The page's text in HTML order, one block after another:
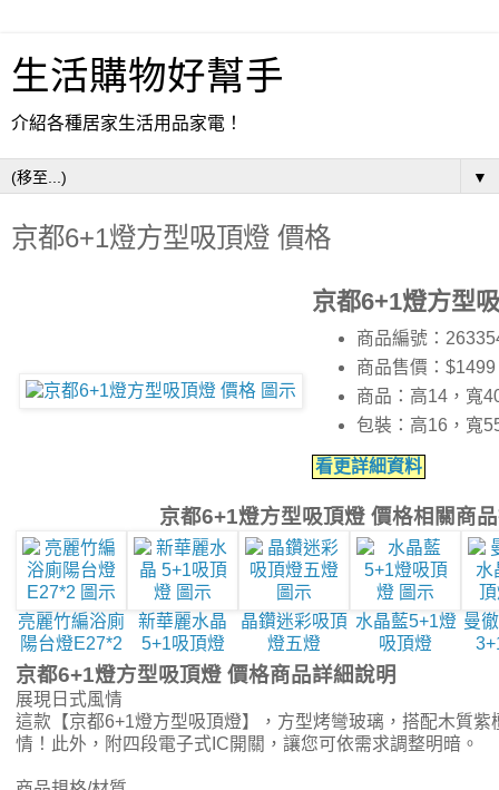
生活購物好幫手
介紹各種居家生活用品家電！
▼
京都6+1燈方型吸頂燈 價格
京都6+1燈方型
商品編號：
商品售價：$1499
商品：高14，寬
包裝：高16，寬
看更詳細資料
京都6+1燈方型吸頂燈 價格相關商
亮麗竹編浴廁
陽台燈E27*2
新華麗水晶
5+1吸頂燈
晶鑽迷彩吸頂
燈五燈
水晶藍5+1燈
吸頂燈
曼
京都6+1燈方型吸頂燈 價格商品詳細說明
展現日式風情
這款【京都6+1燈方型吸頂燈】，方型烤彎玻璃，搭配木質紫
情！此外，附四段電子式IC開關，讓您可依需求調整明暗。